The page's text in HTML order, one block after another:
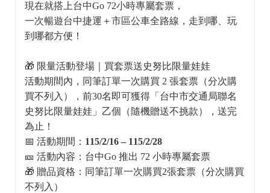
現在就搭上台中Go 72小時專屬套票，
一次暢遊台中捷運＋市區公車全路線，走到哪、玩
到哪都方便！
🎁 限量活動登場｜買套票送史努比限量娃娃
活動期間內，同筆訂單一次購買 2 張套票（分次購
買不列入），前30名即可獲得「台中市交通局聯名
史努比限量娃娃」乙個（隨機贈送不挑款），送完
為止！
📅 活動期間： 115/2/16 – 115/2/28
🎫 活動內容：台中Go 推出 72 小時專屬套票
🎁 贈品資格：同筆訂單一次購買2張套票（分次購買
不列入）